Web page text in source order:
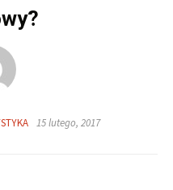
15 lutego, 2017